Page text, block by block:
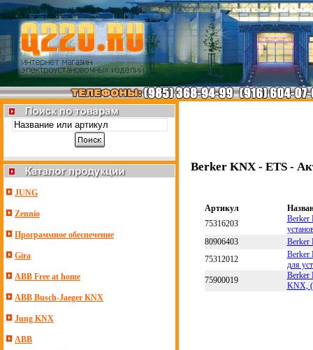
JUNG
Zennio
Программное обеспечение
Gira
ABB Free at home
ABB Busch-Jaeger KNX
Jung KNX
ABB
Berker KNX - ETS -
Артикул
75316203
Berker
80906403
Berker
75312012
Berker
для
75900019
Berker
KNX, (